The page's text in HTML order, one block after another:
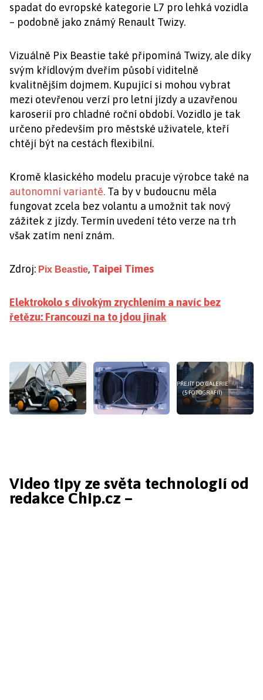
spadat do evropské kategorie L7 pro lehká vozidla
– podobně jako známý Renault Twizy.
Vizuálně Pix Beastie také připomíná Twizy, ale díky
svým křídlovým dveřím působí viditelně
kvalitnějším dojmem. Kupující si mohou vybrat
mezi otevřenou verzí pro letní jízdy a uzavřenou
karoserií pro chladné roční období. Vozidlo je tak
určeno především pro městské uživatele, kteří
chtějí být na cestách flexibilní.
Kromě klasického modelu pracuje výrobce také na
autonomní variantě. Ta by v budoucnu měla
fungovat zcela bez volantu a umožnit tak nový
zážitek z jízdy. Termín uvedení této verze na trh
však zatím není znám.
Zdroj: Pix Beastie, Taipei Times
Elektrokolo s divokým zrychlením a navíc bez
řetězu: Francouzi na to jdou jinak
PŘEJÍT DO GALERIE
(5 FOTOGRAFIÍ)
Video tipy ze světa technologií od
redakce Chip.cz –